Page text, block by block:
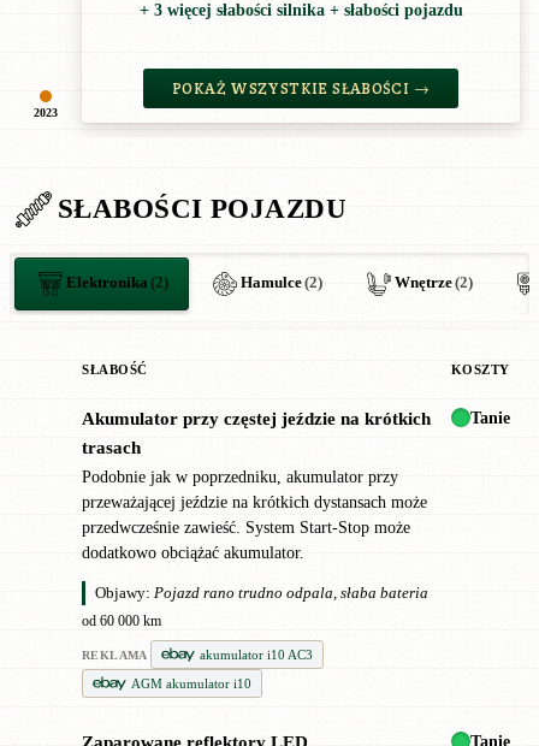
2023
+ 3 więcej słabości silnika + słabości pojazdu
POKAŻ WSZYSTKIE SŁABOŚCI →
SŁABOŚCI POJAZDU
Elektronika (2) Hamulce(2) Wnętrze(2)
SŁABOŚĆ KOSZTY
Akumulator przy częstej jeździe na krótkich
trasach
Podobnie jak w poprzedniku, akumulator przy
przeważającej jeździe na krótkich dystansach może
przedwcześnie zawieść. System Start-Stop może
dodatkowo obciążać akumulator.
Objawy: Pojazd rano trudno odpala, słaba bateria
od 60 000 km
REKLAMA
akumulator i10 AC3
AGM akumulator i10
Tanie
Zaparowane reflektory LED Tanie